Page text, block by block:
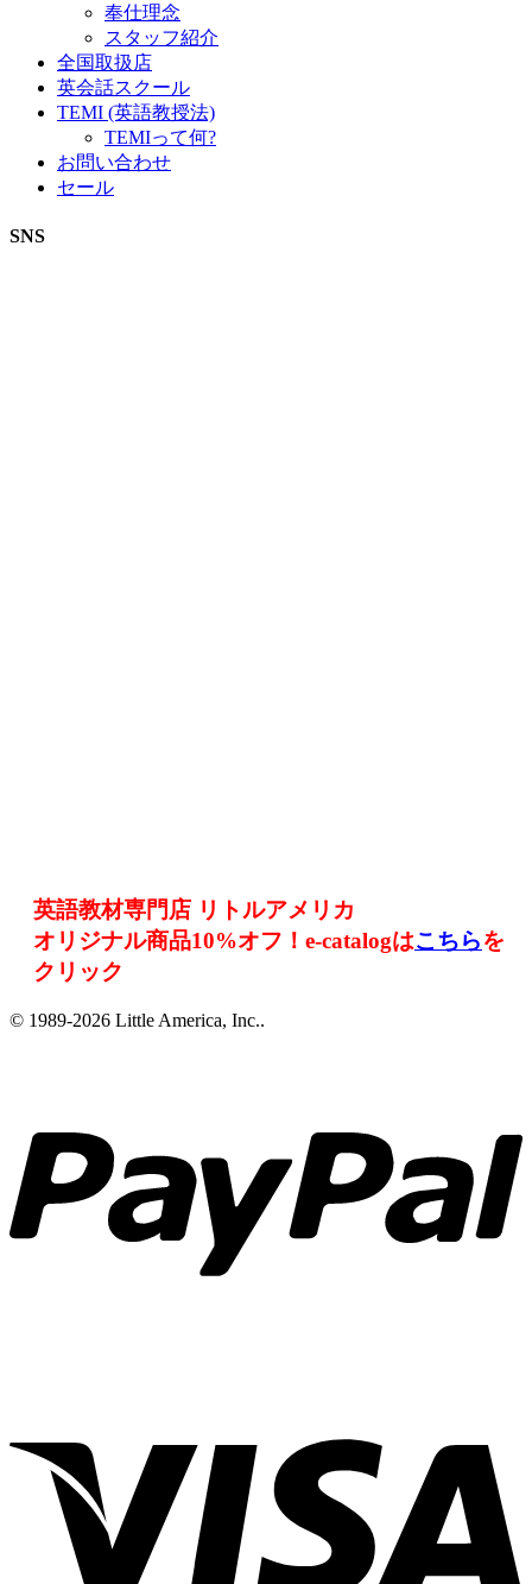
奉仕理念
スタッフ紹介
全国取扱店
英会話スクール
TEMI (英語教授法)
TEMIって何?
お問い合わせ
セール
SNS
英語教材専門店 リトルアメリカ
オリジナル商品10%オフ！e-catalogはこちらを
クリック
© 1989-2026 Little America, Inc..